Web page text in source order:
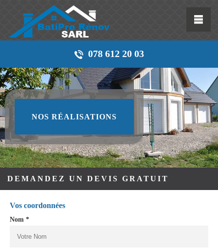
078 612 20 03
NOS RÉALISATIONS
DEMANDEZ UN DEVIS GRATUIT
Vos coordonnées
Nom *